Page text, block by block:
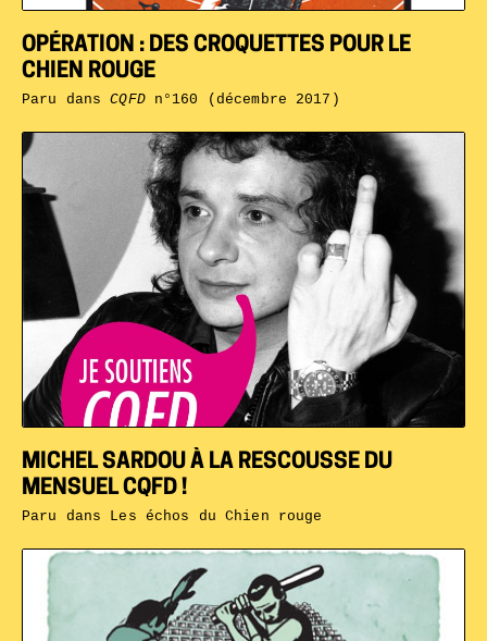
MICHEL SARDOU À LA RESCOUSSE DU
MENSUEL CQFD !
Paru dans Les échos du Chien rouge
OPÉRATION : DES CROQUETTES POUR LE
CHIEN ROUGE
Paru dansCQFDn°160 (décembre 2017)